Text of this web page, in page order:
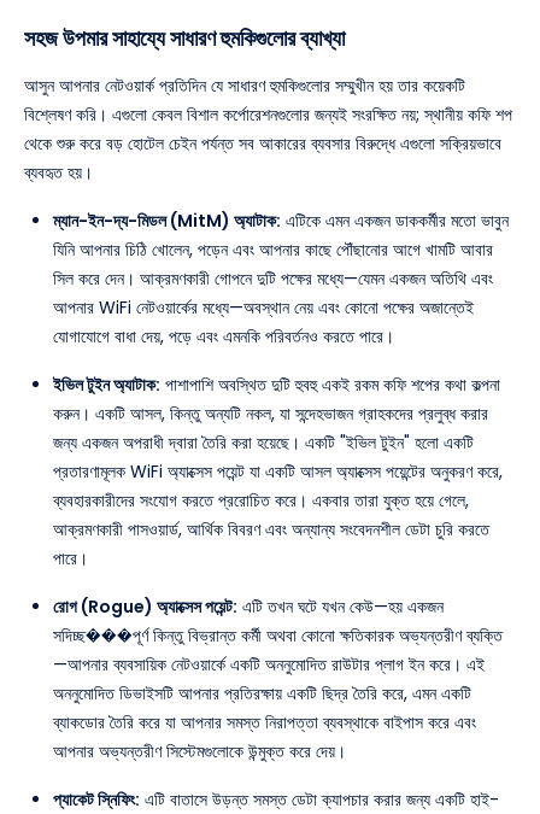
সহজ উপমার সাহায্যে সাধারণ হুমকিগুলোর ব্যাখ্যা
আসুন আপনার নেটওয়ার্ক প্রতিদিন যে সাধারণ হুমকিগুলোর সম্মুখীন হয় তার কয়েকটি
বিশ্লেষণ করি। এগুলো কেবল বিশাল কর্পোরেশনগুলোর জন্যই সংরক্ষিত নয়; স্থানীয় কফি শপ
থেকে শুরু করে বড় হোটেল চেইন পর্যন্ত সব আকারের ব্যবসার বিরুদ্ধে এগুলো সক্রিয়ভাবে
ব্যবহৃত হয়।
ম্যান-ইন-দ্য-মিডল (MitM) অ্যাটাক: এটিকে এমন একজন ডাককর্মীর মতো ভাবুন
যিনি আপনার চিঠি খোলেন, পড়েন এবং আপনার কাছে পৌঁছানোর আগে খামটি আবার
সিল করে দেন। আক্রমণকারী গোপনে দুটি পক্ষের মধ্যে—যেমন একজন অতিথি এবং
আপনার WiFi নেটওয়ার্কের মধ্যে—অবস্থান নেয় এবং কোনো পক্ষের অজান্তেই
যোগাযোগে বাধা দেয়, পড়ে এবং এমনকি পরিবর্তনও করতে পারে।
ইভিল টুইন অ্যাটাক: পাশাপাশি অবস্থিত দুটি হুবহু একই রকম কফি শপের কথা কল্পনা
করুন। একটি আসল, কিন্তু অন্যটি নকল, যা সন্দেহভাজন গ্রাহকদের প্রলুব্ধ করার
জন্য একজন অপরাধী দ্বারা তৈরি করা হয়েছে। একটি "ইভিল টুইন" হলো একটি
প্রতারণামূলক WiFi অ্যাক্সেস পয়েন্ট যা একটি আসল অ্যাক্সেস পয়েন্টের অনুকরণ করে,
ব্যবহারকারীদের সংযোগ করতে প্ররোচিত করে। একবার তারা যুক্ত হয়ে গেলে,
আক্রমণকারী পাসওয়ার্ড, আর্থিক বিবরণ এবং অন্যান্য সংবেদনশীল ডেটা চুরি করতে
পারে।
রোগ (Rogue) অ্যাক্সেস পয়েন্ট: এটি তখন ঘটে যখন কেউ—হয় একজন
সদিচ্ছ���পূর্ণ কিন্তু বিভ্রান্ত কর্মী অথবা কোনো ক্ষতিকারক অভ্যন্তরীণ ব্যক্তি
—আপনার ব্যবসায়িক নেটওয়ার্কে একটি অননুমোদিত রাউটার প্লাগ ইন করে। এই
অননুমোদিত ডিভাইসটি আপনার প্রতিরক্ষায় একটি ছিদ্র তৈরি করে, এমন একটি
ব্যাকডোর তৈরি করে যা আপনার সমস্ত নিরাপত্তা ব্যবস্থাকে বাইপাস করে এবং
আপনার অভ্যন্তরীণ সিস্টেমগুলোকে উন্মুক্ত করে দেয়।
প্যাকেট স্নিফিং: এটি বাতাসে উড়ন্ত সমস্ত ডেটা ক্যাপচার করার জন্য একটি হাই-